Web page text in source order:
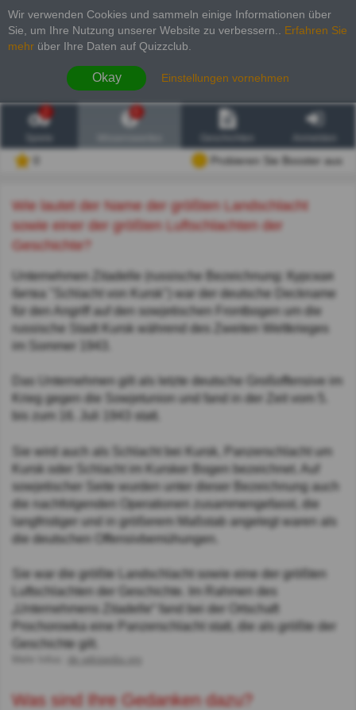
Wir verwenden Cookies und sammeln einige Informationen über
Sie, um Ihre Nutzung unserer Website zu verbessern.
Erfahren Sie
mehr über Ihre Daten auf Quizzclub.
Okay Einstellungen vornehmen
2
Probieren Sie Booster aus
Wie lautet der Name der größten Landschlacht
sowie einer der größten Luftschlachten der
Geschichte?
Unternehmen Zitadelle (russische Bezeichnung: Курская
битва "Schlacht von Kursk") war der deutsche Deckname
für den Angriff auf den sowjetischen Frontbogen um die
russische Stadt Kursk während des Zweiten Weltkrieges
im Sommer 1943.
Das Unternehmen gilt als letzte deutsche Großoffensive im
Krieg gegen die Sowjetunion und fand in der Zeit vom 5.
bis zum 16. Juli 1943 statt.
Sie wird auch als Schlacht bei Kursk, Panzerschlacht um
Kursk oder Schlacht im Kursker Bogen bezeichnet. Auf
sowjetischer Seite wurden unter dieser Bezeichnung auch
die nachfolgenden Operationen zusammengefasst, die
langfristiger und in größerem Maßstab angelegt waren als
die deutschen Offensivbemühungen.
Sie war die größte Landschlacht sowie eine der größten
Luftschlachten der Geschichte. Im Rahmen des
„Unternehmens Zitadelle“ fand bei der Ortschaft
Prochorowka eine Panzerschlacht statt, die als größte der
Geschichte gilt.
Was sind Ihre Gedanken dazu?